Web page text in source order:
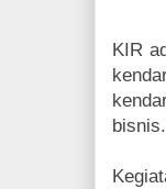
KIR
bisnis.